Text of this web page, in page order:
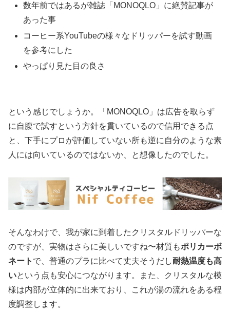
数年前ではあるが雑誌「MONOQLO」に絶賛記事が
あった事
コーヒー系YouTubeの様々なドリッパーを試す動画
を参考にした
やっぱり見た目の良さ
という感じでしょうか。「MONOQLO」は広告を取らず
に自腹で試すという方針を貫いているので信用できる点
と、下手にプロが評価していない所も逆に自分のような素
人には向いているのではないか、と想像したのでした。
そんなわけで、我が家に到着したクリスタルドリッパーな
のですが、実物はさらに美しいですね〜材質もポリカーボ
ネート で、普通のプラに比べて丈夫そうだし耐熱温度も高
いという点も安心につながります。また、クリスタルな模
様は内部が立体的に出来ており、これが湯の流れをある程
度調整します。